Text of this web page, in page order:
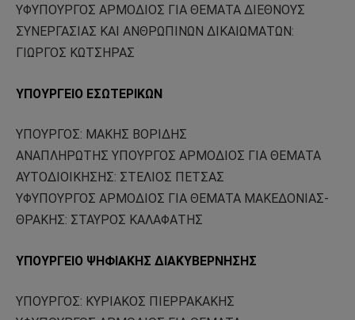
ΥΦΥΠΟΥΡΓΟΣ ΑΡΜΟΔΙΟΣ ΓΙΑ ΘΕΜΑΤΑ ΔΙΕΘΝΟΥΣ
ΣΥΝΕΡΓΑΣΙΑΣ ΚΑΙ ΑΝΘΡΩΠΙΝΩΝ ΔΙΚΑΙΩΜΑΤΩΝ:
ΓΙΩΡΓΟΣ ΚΩΤΣΗΡΑΣ
ΥΠΟΥΡΓΕΙΟ ΕΣΩΤΕΡΙΚΩΝ
ΥΠΟΥΡΓΟΣ: ΜΑΚΗΣ ΒΟΡΙΔΗΣ
ΑΝΑΠΛΗΡΩΤΗΣ ΥΠΟΥΡΓΟΣ ΑΡΜΟΔΙΟΣ ΓΙΑ ΘΕΜΑΤΑ
ΑΥΤΟΔΙΟΙΚΗΣΗΣ: ΣΤΕΛΙΟΣ ΠΕΤΣΑΣ
ΥΦΥΠΟΥΡΓΟΣ ΑΡΜΟΔΙΟΣ ΓΙΑ ΘΕΜΑΤΑ ΜΑΚΕΔΟΝΙΑΣ-
ΘΡΑΚΗΣ: ΣΤΑΥΡΟΣ ΚΑΛΑΦΑΤΗΣ
ΥΠΟΥΡΓΕΙΟ ΨΗΦΙΑΚΗΣ ΔΙΑΚΥΒΕΡΝΗΣΗΣ
ΥΠΟΥΡΓΟΣ: ΚΥΡΙΑΚΟΣ ΠΙΕΡΡΑΚΑΚΗΣ